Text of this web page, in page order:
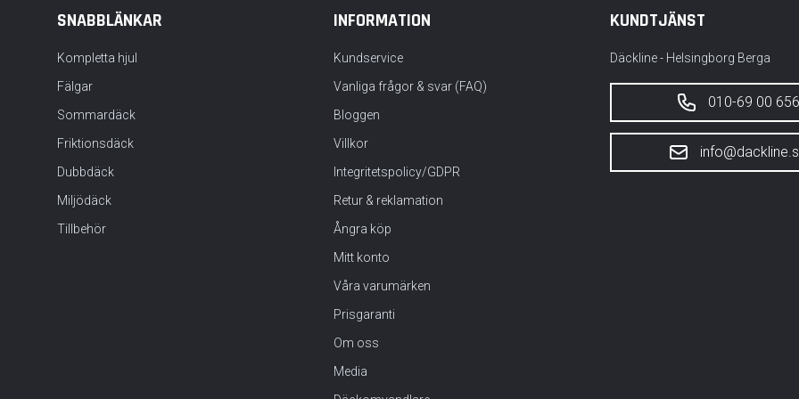
SNABBLÄNKAR
Kompletta hjul
Fälgar
Sommardäck
Friktionsdäck
Dubbdäck
Miljödäck
Tillbehör
INFORMATION
Kundservice
Vanliga frågor & svar (FAQ)
Bloggen
Villkor
Integritetspolicy/GDPR
Retur & reklamation
Ångra köp
Mitt konto
Våra varumärken
Prisgaranti
Om oss
Media
KUNDTJÄNST
Däckline - Helsingborg Berga
010-69 00 656